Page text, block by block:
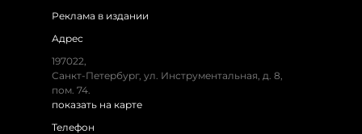
Реклама в издании
Адрес
197022,
Санкт-Петербург, ул. Инструментальная, д. 8,
пом. 74.
показать на карте
Телефон